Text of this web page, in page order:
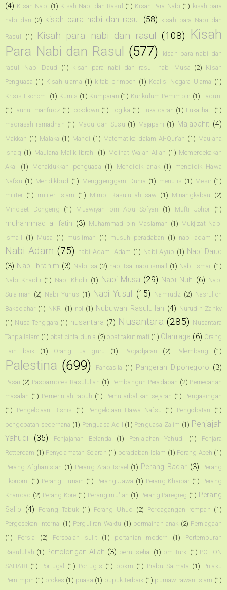
(4) Kisah Nabi (1) Kisah Nabi dan Rasul (1) Kisah Para Nabi (1) kisah para
nabi dan (2) kisah para nabi dan rasul (58) kisah para Nabi dan
Rasul (1) Kisah para nabi dan rasul (108) Kisah
Para Nabi dan Rasul (577)
kisah para nabi dan
rasul. Nabi Daud
(1) kisah para nabi dan rasul. nabi Musa (2) Kisah
Penguasa (1) Kisah ulama (1) kitab primbon (1) Koalisi Negara Ulama (1)
Krisis Ekonomi (1) Kumis (1) Kumparan (1) Kurikulum Pemimpin (1) Laduni
(1) lauhul mahfudz (1) lockdown (1) Logika (1) Luka darah (1) Luka hati (1)
madrasah ramadhan (1) Madu dan Susu (1) Majapahi (1) Majapahit (4)
Makkah (1) Malaka (1) Mandi (1) Matematika dalam Al-Qur'an (1) Maulana
Ishaq (1) Maulana Malik Ibrahi (1) Melihat Wajah Allah (1) Memerdekakan
Akal
(1) Menaklukkan penguasa (1) Mendidik anak (1)
mendidik Hawa
Nafsu (1) Mendikbud (1) Menggenggam Dunia (1) menulis (1) Mesir (1)
militer (1) militer Islam (1) Mimpi Rasulullah saw (1) Minangkabau
(2)
Mindset Dongeng
(1) Muawiyah bin Abu Sofyan (1) Mufti Johor (1)
muhammad al fatih (3) Muhammad bin Maslamah (1) Mukjizat Nabi
Ismail
(1) Musa (1) muslimah (1) musuh peradaban (1) nabi adam (1)
Nabi Adam (75) nabi Adam. Adam (1) Nabi Ayub (1) Nabi Daud
(3) Nabi Ibrahim (3) Nabi Isa (2) nabi Isa. nabi ismail (1) Nabi Ismail (1)
Nabi Khaidir (1) Nabi Khidir (1) Nabi Musa (29) Nabi Nuh (6) Nabi
Sulaiman (2) Nabi Yunus (1) Nabi Yusuf (15) Namrudz (2) Nasrulloh
Baksolahar (1) NKRI (1) nol (1) Nubuwah Rasulullah (4) Nurudin Zanky
(1) Nusa Tenggara (1) nusantara (7) Nusantara (285) Nusantara
Tanpa Islam (1) obat cinta dunia (2) obat takut mati (1) Olahraga (6) Orang
Lain baik
(1) Orang tua guru (1) Padjadjaran (2) Palembang (1)
Palestina (699) Pancasila (1) Pangeran Diponegoro (3)
Pasai (2) Paspampres Rasulullah (1) Pembangun Peradaban (2) Pemecahan
masalah (1) Pemerintah rapuh (1) Pemutarbalikan sejarah (1) Pengasingan
(1)
Pengelolaan Bisnis (1) Pengelolaan Hawa Nafsu (1) Pengobatan
(1)
pengobatan sederhana (1) Penguasa Adil (1) Penguasa Zalim (1) Penjajah
Yahudi
(35) Penjajahan Belanda (1) Penjajahan Yahudi (1)
Penjara
Rotterdam (1) Penyelamatan Sejarah (1) peradaban Islam (1) Perang Aceh (1)
Perang Afghanistan (1) Perang Arab Israel (1) Perang Badar (3) Perang
Ekonomi (1) Perang Hunain (1) Perang Jawa (1) Perang Khaibar (1) Perang
Khandaq (2) Perang Kore (1) Perang mu'tah (1) Perang Paregreg (1) Perang
Salib (4) Perang Tabuk (1) Perang Uhud (2) Perdagangan rempah (1)
Pergesekan Internal (1) Perguliran Waktu (1) permainan anak (2) Perniagaan
(1)
Persia (2) Persoalan sulit (1) pertanian modern (1)
Pertempuran
Rasulullah (1) Pertolongan Allah (3) perut sehat (1) pm Turki (1) POHON
SAHABI (1) Portugal (1) Portugis (1) ppkm (1) Prabu Satmata (1) Prilaku
Pemimpin (1) prokes (1) puasa (1) pupuk terbaik (1) purnawirawan Islam (1)